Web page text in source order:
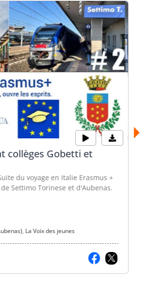
collèges Gobetti et
du voyage en Italie Erasmus +
Settimo Torinese et d'Aubenas.
, La Voix des jeunes